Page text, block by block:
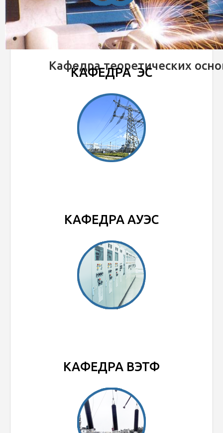
Кафедра теоретических
КАФЕДРА ЭС
КАФЕДРА АУЭС
КАФЕДРА ВЭТФ